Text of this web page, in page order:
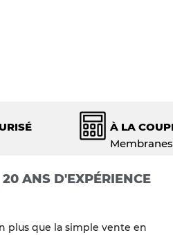
À LA
20 ANS D'EXPÉRIENCE
plus que la simple vente en